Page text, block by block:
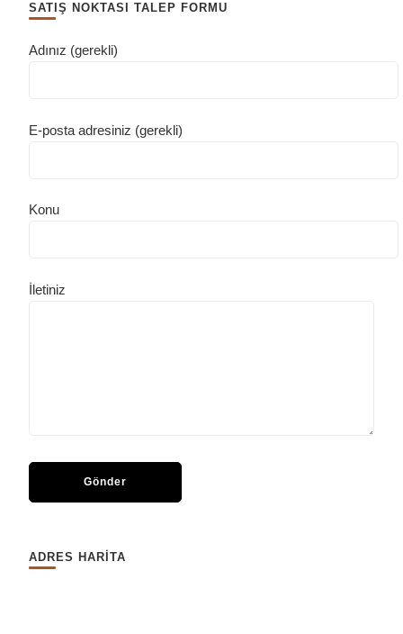
SATIŞ NOKTASI TALEP FORMU
Adınız (gerekli)
E-posta adresiniz (gerekli)
Konu
İletiniz
ADRES HARİTA